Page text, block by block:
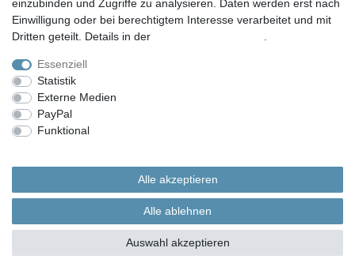
Peter Butschkow Shop
Martensen Handels & Service GmbH
Eichweberstraße 4
D-25821 Bredstedt
04671 943 349 0
04671 943 349 150
info@peter-butschkow.de
Alle Rechte vorbehalten.
Alle in den Webseiten erwähnten Geräte- und Zubehörbezeichnungen dienen lediglich
der Anwendungshilfe. Alle gennanten Markennamen sind eingetragene Warenzeichen
einzubinden und Zugriffe zu analysieren. Daten werden erst nach
Einwilligung oder bei berechtigtem Interesse verarbeitet und mit
Dritten geteilt. Details in der
Essenziell
Statistik
Externe Medien
PayPal
Funktional
Alle akzeptieren
Alle ablehnen
Auswahl akzeptieren